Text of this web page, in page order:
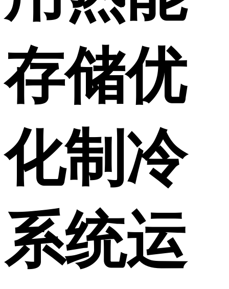
存储优
化制冷
系统运